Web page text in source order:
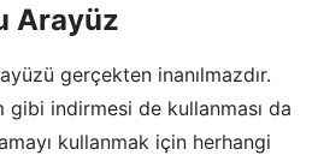
Arayüz
gerçekten inanılmazdır.
indirmesi de kullanması da
kullanmak için herhangi